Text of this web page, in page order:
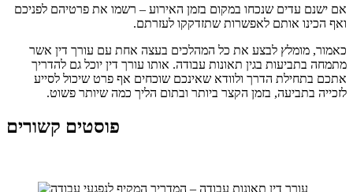
אם ישנם עדים שנכחו במקום בזמן האירוע – רשמו את פרטיהם לפניכם
ואף הכינו אותם לאפשרות שתזדקקו לעזרתם.
כאמור, מומלץ לבצע את כל המהלכים בעצה אחת עם עורך דין אשר
מתמחה בתביעות בגין תאונות עבודה. אותו עורך דין יוכל גם להדריך
אתכם בתחילת הדרך ולוודא שאינכם שוכחים אף פרט שיכול לסייע
לזכייה בתביעה, בזמן הקצר ביותר ובתום הליך כמה שיותר פשוט.
פוסטים קשורים